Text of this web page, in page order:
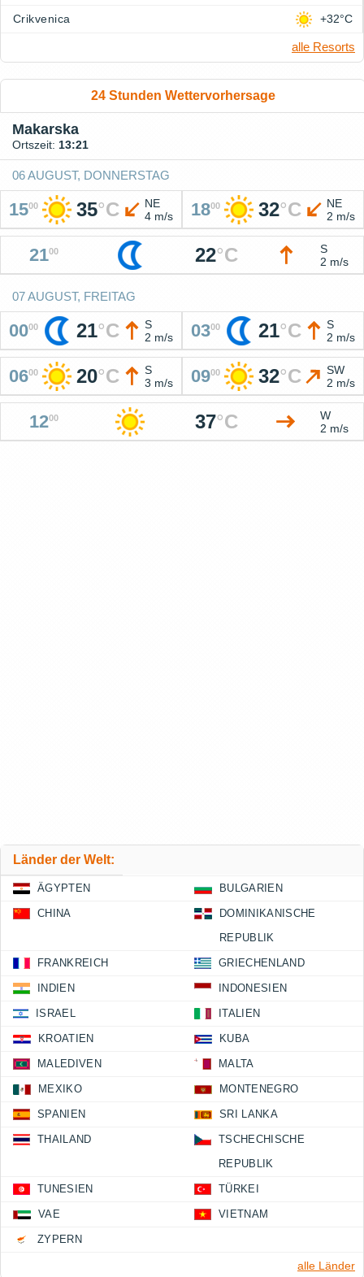
Crikvenica +32°C
alle Resorts
24 Stunden Wettervorhersage
Makarska
Ortszeit: 13:21
06 AUGUST, DONNERSTAG
1500 35°C
NE
4 m/s
1800 32°C
NE
2 m/s
2100 22°C
S
2 m/s
07 AUGUST, FREITAG
0000 21°C
S
2 m/s
0300 21°C
S
2 m/s
0600 20°C
S
3 m/s
0900 32°C
SW
2 m/s
1200 37°C
W
2 m/s
Länder der Welt:
ÄGYPTEN BULGARIEN
CHINA
DOMINIKANISCHE
REPUBLIK
FRANKREICH GRIECHENLAND
INDIEN INDONESIEN
ISRAEL ITALIEN
KROATIEN KUBA
MALEDIVEN MALTA
MEXIKO MONTENEGRO
SPANIEN SRI LANKA
THAILAND
TSCHECHISCHE
REPUBLIK
TUNESIEN TÜRKEI
VAE VIETNAM
ZYPERN
alle Länder